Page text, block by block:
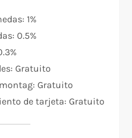
1%
0.5%
Gratuito
Gratuito
de tarjeta: Gratuito​